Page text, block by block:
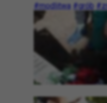
#modlitwa #grób